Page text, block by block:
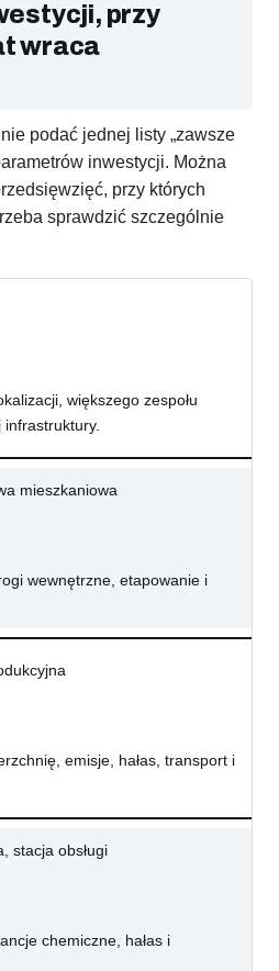
przy
wraca
podać jednej listy „zawsze
inwestycji. Można
przy których
sprawdzić szczególnie
większego zespołu
mieszkaniowa
wewnętrzne, etapowanie i
emisje, hałas, transport i
stacja obsługi
chemiczne, hałas i